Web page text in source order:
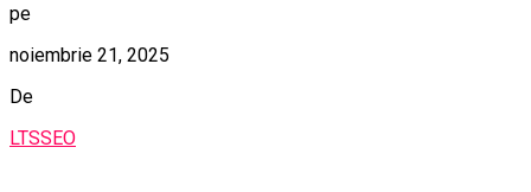
pe
noiembrie 21, 2025
De
LTSSEO